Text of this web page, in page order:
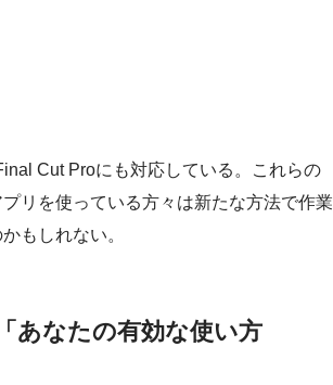
Cut Proにも対応している。これらの
リを使っている方々は新たな方法で作業
もしれない。
あなたの有効な使い方